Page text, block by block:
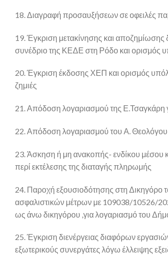
18. Διαγραφή προσαυξήσεων σε οφειλές
19. Έγκριση μετακίνησης και
συνέδριο της ΚΕΔΕ στη Ρόδο και ορισμός
20. Έγκριση έκδοσης ΧΕΠ και ορισμός
ζημιές
21. Απόδοση λογαριασμού της
22. Απόδοση λογαριασμού του Α.
23. Άσκηση ή μη ανακοπής- ενδίκου μέσου
περί εκτέλεσης της διαταγής πληρωμής
24. Παροχή εξουσιοδότησης στη Δικηγόρο
ασφαλιστικών μέτρων με 109038/10526/
ως άνω δικηγόρου ,για λογαριασμό του
25. Έγκριση διενέργειας διαφόρων
εξωτερικούς συνεργάτες λόγω έλλειψης